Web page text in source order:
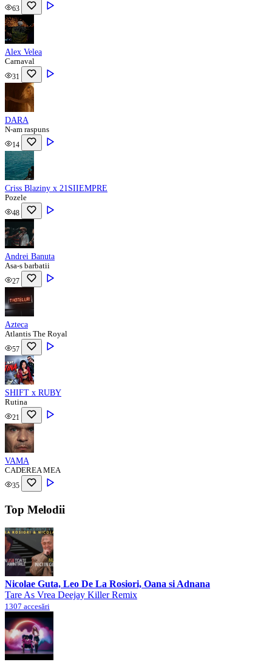
63
Alex Velea
Carnaval
31
DARA
N-am raspuns
14
Criss Blaziny x 21SIIEMPRE
Pozele
48
Andrei Banuta
Asa-s barbatii
27
Azteca
Atlantis The Royal
57
SHIFT x RUBY
Rutina
21
VAMA
CADEREA MEA
35
Top Melodii
Nicolae Guta, Leo De La Rosiori, Oana si Adnana
Tare As Vrea Deejay Killer Remix
1307 accesări